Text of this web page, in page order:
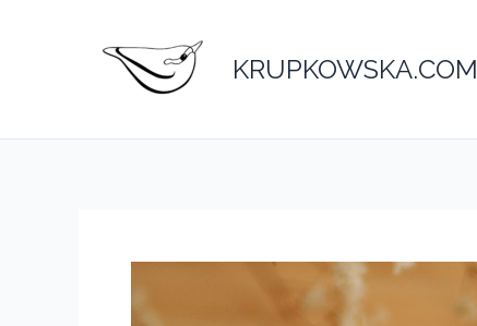
KRUPKOWSKA.COM